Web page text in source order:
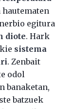
egitura
diote. Hark
sistema
. Zenbait
odol
banaketan,
batzuek